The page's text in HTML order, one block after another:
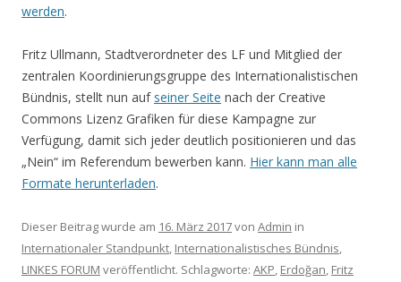
werden.
Fritz Ullmann, Stadtverordneter des LF und Mitglied der
zentralen Koordinierungsgruppe des Internationalistischen
Bündnis, stellt nun auf seiner Seite nach der Creative
Commons Lizenz Grafiken für diese Kampagne zur
Verfügung, damit sich jeder deutlich positionieren und das
„Nein“ im Referendum bewerben kann. Hier kann man alle
Formate herunterladen.
Dieser Beitrag wurde am 16. März 2017von Admin in
Internationaler Standpunkt, Internationalistisches Bündnis,
LINKES FORUM veröffentlicht. Schlagworte: AKP, Erdoğan, Fritz